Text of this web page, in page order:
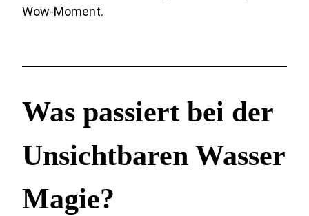
Wow-Moment.
Was passiert bei der
Unsichtbaren Wasser
Magie?